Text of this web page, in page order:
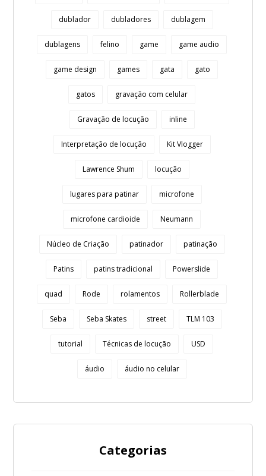
dublador dubladores dublagem
dublagens felino game game audio
game design games gata gato
gatos gravação com celular
Gravação de locução inline
Interpretação de locução Kit Vlogger
Lawrence Shum locução
lugares para patinar microfone
microfone cardioide Neumann
Núcleo de Criação patinador patinação
Patins patins tradicional Powerslide
quad Rode rolamentos Rollerblade
Seba Seba Skates street TLM 103
tutorial Técnicas de locução USD
áudio áudio no celular
Categorias